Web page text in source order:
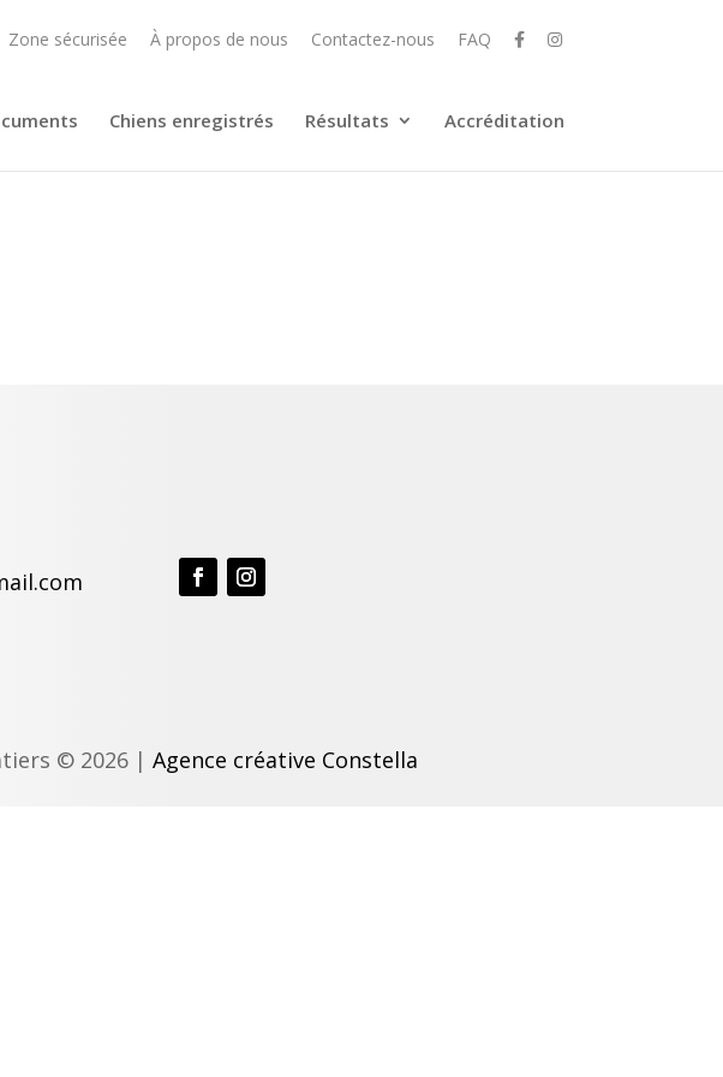
Zone sécurisée À propos de nous Contactez-nous FAQ
Chiens enregistrés Résultats Accréditation
© 2026 | Agence créative Constella